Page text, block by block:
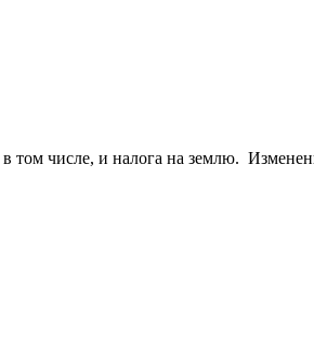
числе, и налога на землю.